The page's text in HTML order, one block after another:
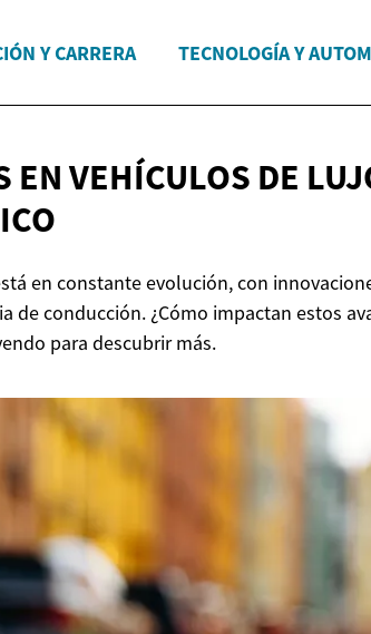
Y CARRERA TECNOLOGÍA Y
EN VEHÍCULOS DE
en constante evolución, con
de conducción. ¿Cómo impactan estos
para descubrir más.